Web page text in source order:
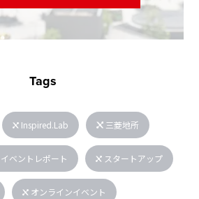
Tags
Inspired.Lab 三菱地所
イベントレポート スタートアップ
オンラインイベント